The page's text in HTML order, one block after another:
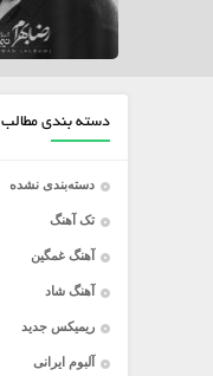
دسته بندی مطالب
دسته‌بندی نشده
تک آهنگ
آهنگ غمگین
آهنگ شاد
ریمیکس جدید
آلبوم ایرانی